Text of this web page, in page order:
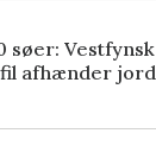
søer: Vestfynsk
afhænder jord